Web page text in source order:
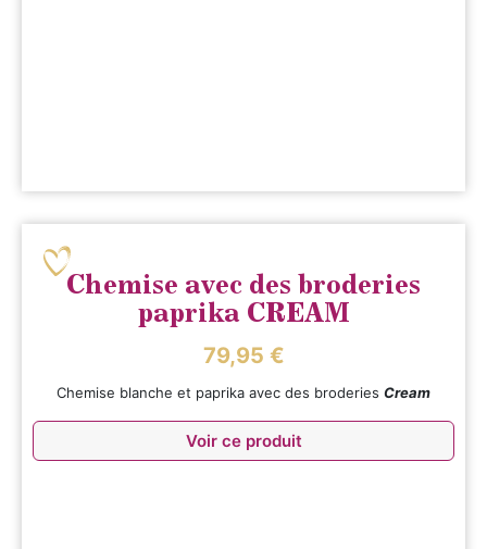
Chemise avec des broderies
paprika CREAM
79,95 €
Chemise blanche et paprika avec des broderies Cream
Voir ce produit